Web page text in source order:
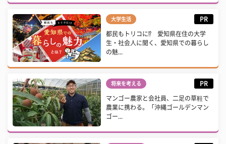
大学生活 PR
都民もトリコに⁉ 愛知県在住の大学
生・社会人に聞く、愛知県での暮らし
の魅...
将来を考える PR
マンゴー農家と会社員、二足の草鞋で
農業に携わる。「沖縄ゴールデンマン
ゴー...